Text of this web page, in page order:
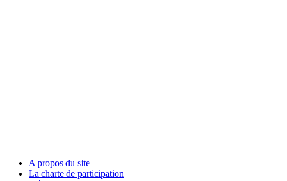
A propos du site
La charte de participation